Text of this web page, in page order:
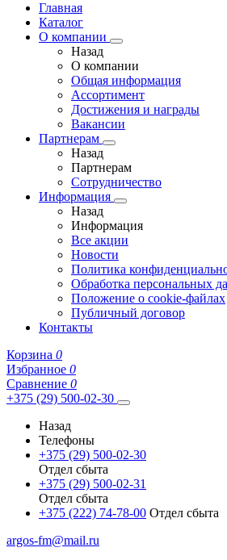
Главная
Каталог
О компании
Назад
О компании
Общая информация
Ассортимент
Достижения и награды
Вакансии
Партнерам
Назад
Партнерам
Сотрудничество
Информация
Назад
Информация
Все акции
Новости
Политика
Обработка персональных
Положение о cookie-файлах
Публичный договор
Контакты
Корзина 0
Избранное 0
Сравнение 0
+375 (29) 500-02-30
Назад
Телефоны
+375 (29) 500-02-30
Отдел сбыта
+375 (29) 500-02-31
Отдел сбыта
+375 (222) 74-78-00 Отдел сбыта
argos-fm@mail.ru